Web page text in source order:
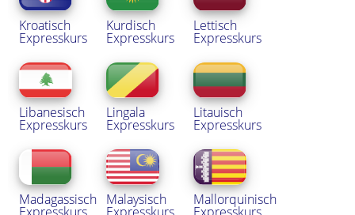
Kroatisch
Expresskurs
Kurdisch
Expresskurs
Lettisch
Expresskurs
Libanesisch
Expresskurs
Lingala
Expresskurs
Litauisch
Expresskurs
Madagassisch Malaysisch Mallorquinisch